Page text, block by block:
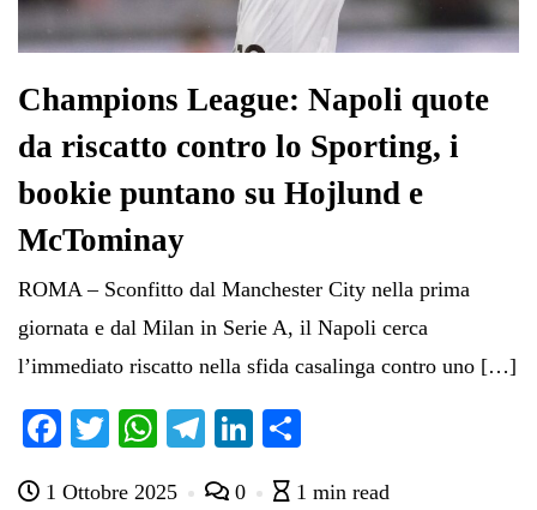
Champions League: Napoli quote
da riscatto contro lo Sporting, i
bookie puntano su Hojlund e
McTominay
ROMA – Sconfitto dal Manchester City nella prima
giornata e dal Milan in Serie A, il Napoli cerca
l’immediato riscatto nella sfida casalinga contro uno […]
Fa T
W
Te
Li
1 Ottobre 2025 0 1 min read